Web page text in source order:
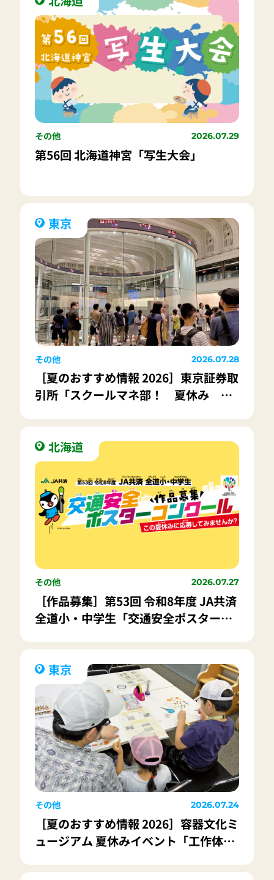
その他 2026.07.29
第56回 北海道神宮「写生大会」
東京
その他 2026.07.28
［夏のおすすめ情報 2026］東京証券取
引所「スクールマネ部！ 夏休み シ
北海道
その他 2026.07.27
［作品募集］第53回 令和8年度 JA共済
全道小・中学生「交通安全ポスターコ
せんか？
東京
その他 2026.07.24
［夏のおすすめ情報 2026］容器文化ミ
ュージアム 夏休みイベント「工作体